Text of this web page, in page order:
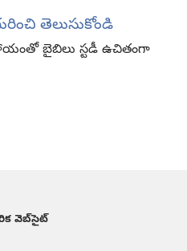
తెలుసుకోండి
బైబిలు స్టడీ ఉచితంగా
వెబ్‌సైట్‌